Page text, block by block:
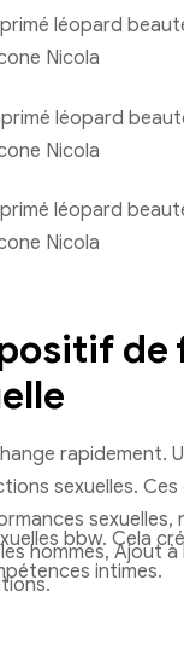
rapidement.
sexuelles.
sexuelles,
hommes, Ajout
bbw. Cela
intimes.